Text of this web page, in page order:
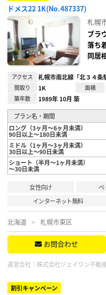
ドメス22 1K(No.487337)
札幌
ブラ
落ち
同居
アクセス 札幌市南北線「北３４条
間取り 1K 面積
築年数 1989年 10月 築
プラン名・期間
ロング（3ヶ月～6ヶ月未満）
90日以上～180日未満
ミドル（1ヶ月～3ヶ月未満）
30日以上～90日未満
ショート（半月～1ヶ月未満）
～30日未満
女性向け ペ
インターネット無料
北海道 札幌市東区
お問合わせ
運営会社： 株式会社ジェイワン不動
割引キャンペーン